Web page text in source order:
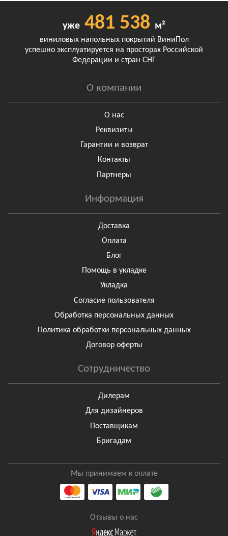
уже 481 538 м²
виниловых напольных покрытий ВиниПол
успешно эксплуатируется на просторах Российской
Федерации и стран СНГ
О компании
О нас
Реквизиты
Гарантии и возврат
Контакты
Партнеры
Информация
Доставка
Оплата
Блог
Помощь в укладке
Укладка
Согласие пользователя
Обработка персональных данных
Политика обработки персональных данных
Договор оферты
Сотрудничество
Дилерам
Для дизайнеров
Поставщикам
Бригадам
Мы принимаем к оплате
Отзывы о нас